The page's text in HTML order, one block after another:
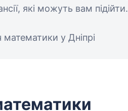
які можуть вам підійти.
у Дніпрі